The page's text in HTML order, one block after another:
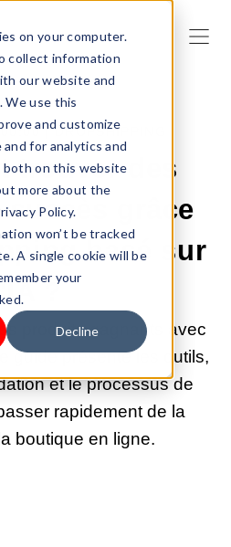
on your computer.
collect information
our website and
We use this
and customize
for analytics and
on this website
more about the
Policy.
won’t be tracked
A single cookie will be
your
Decline
|DROPSHIPPING
trouver des
grâce
basé sur
?
produits gagnants avec
guide présente les outils,
et le processus de
rapidement de la
boutique en ligne.